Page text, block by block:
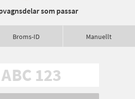
som passar
Broms-ID Manuellt